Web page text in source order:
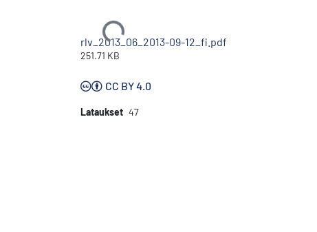
Ladataan...
rlv_2013_06_2013-09-12_fi.pdf
251.71 KB
CC BY 4.0
Lataukset 47